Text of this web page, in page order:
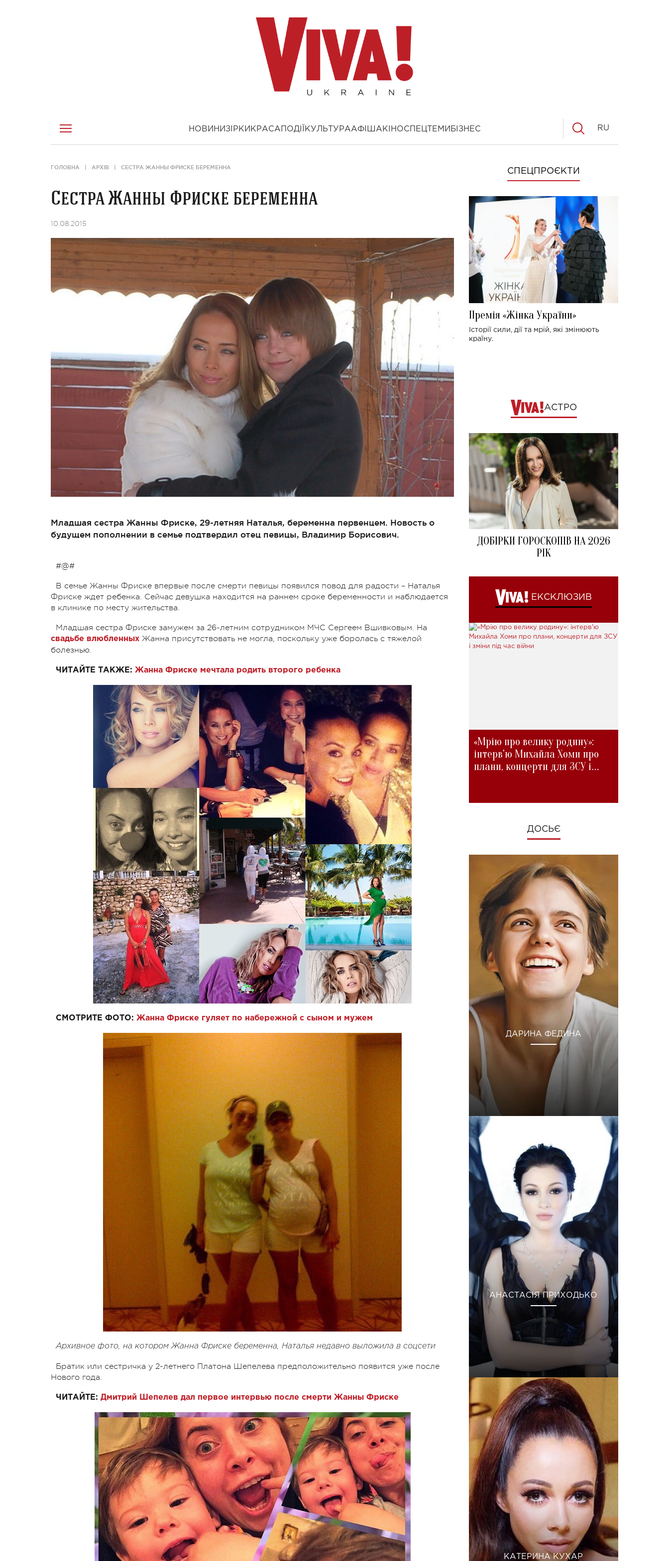
НОВИНИ ЗІРКИ КРАСА ПОДІЇ КУЛЬТУРААФІША КІНОСПЕЦТЕМИ БІЗНЕС RU
ГОЛОВНА АРХІВ СЕСТРА ЖАННЫ ФРИСКЕ БЕРЕМЕННА
Сестра Жанны Фриске беременна
10.08.2015
Младшая сестра Жанны Фриске, 29-летняя Наталья, беременна первенцем. Новость о
будущем пополнении в семье подтвердил отец певицы, Владимир Борисович.
#@#
В семье Жанны Фриске впервые после смерти певицы появился повод для радости – Наталья
Фриске ждет ребенка. Сейчас девушка находится на раннем сроке беременности и наблюдается
в клинике по месту жительства.
Младшая сестра Фриске замужем за 26-летним сотрудником МЧС Сергеем Вшивковым. На
свадьбе влюбленных Жанна присутствовать не могла, поскольку уже боролась с тяжелой
болезнью.
ЧИТАЙТЕ ТАКЖЕ: Жанна Фриске мечтала родить второго ребенка
СМОТРИТЕ ФОТО: Жанна Фриске гуляет по набережной с сыном и мужем
Архивное фото, на котором Жанна Фриске беременна, Наталья недавно выложила в соцсети
Братик или сестричка у 2-летнего Платона Шепелева предположительно появится уже после
Нового года.
ЧИТАЙТЕ: Дмитрий Шепелев дал первое интервью после смерти Жанны Фриске
СПЕЦПРОЄКТИ
Премія «Жінка України»
Історії сили, дії та мрій, які змінюють
країну.
АСТРО
ДОБІРКИ ГОРОСКОПІВ НА 2026
РІК
ЕКСКЛЮЗИВ
«Мрію про велику родину»:
інтерв'ю Михайла Хоми про
плани, концерти для ЗСУ і
ДОСЬЄ
ДАРИНА ФЕДИНА
АНАСТАСІЯ ПРИХОДЬКО
КАТЕРИНА КУХАР